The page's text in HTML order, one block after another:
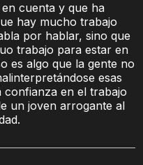
cuenta y que ha
hay mucho trabajo
por hablar, sino que
trabajo para estar en
es algo que la gente no
esas
confianza en el trabajo
un joven arrogante al